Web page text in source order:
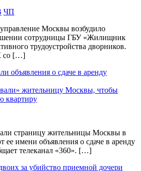
ЧП
Москвы возбудило
сотрудницы ГБУ «Жилищник
трудоустройства дворников.
со […]
жительницу Москвы, чтобы
квартиру
страницу жительницы Москвы в
ее имени объявления о сдаче в аренду
телеканал «360». […]